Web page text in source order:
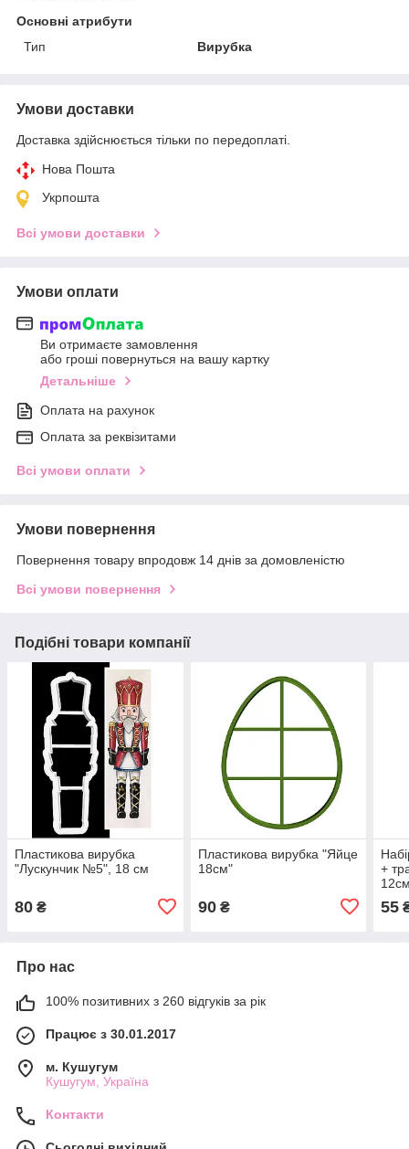
Основні атрибути
Тип
Вирубка
Умови доставки
Доставка здійснюється тільки по передоплаті.
Нова Пошта
Укрпошта
Всі умови доставки
Умови оплати
Ви отримаєте замовлення
або гроші повернуться на вашу картку
Детальніше
Оплата на рахунок
Оплата за реквізитами
Всі умови оплати
Умови повернення
Повернення товару впродовж 14 днів за домовленістю
Всі умови повернення
Подібні товари компанії
Пластикова вирубка
"Лускунчик №5", 18 см
80 ₴
Пластикова вирубка "Яйце
18см"
90₴
+
55
Про нас
100% позитивних з 260 відгуків за рік
Працює з 30.01.2017
м. Кушугум
Кушугум, Україна
Контакти